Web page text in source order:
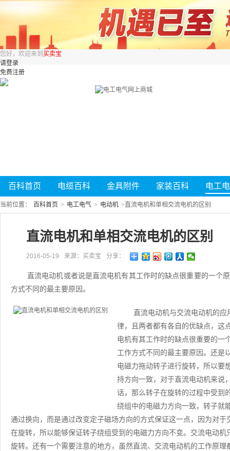
您好，欢迎来到 买卖宝
请登录
免费注册
百科首页 电缆百科 金具附件 家装百科 电工
当前位置： 百科首页 > 电工电气 > 电动机 > 直流电机和单相交流电机的区别
直流电机和单相交流电机的区别
2016-05-19 来源：买卖宝 分享：
直流电动机或者说是直流电机有其工作时的缺点很重要的一个
方式不同的最主要原因。
直流电动机与交流电动机的
律，且两者都有各自的优缺点，这
电机有其工作时的缺点很重要的一
工作方式不同的最主要原因。还是
电磁力拖动转子进行旋转，所以要
持方向一致，对于直流电动机来说
话，那么转子在旋转的过程中受到
绕组中的电磁力方向一致，转子就
通过换向，而是通过改变定子磁场方向的方式保证这一点，因为对
在旋转，所以能够保证转子绕组受到的电磁力方向不变。交流电动
旋转。还有一个需要注意的地方，虽然直流、交流电动机的工作原